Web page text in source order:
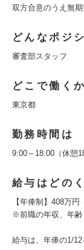
双方合意のうえ無期
どんなポジ
審査部スタッフ
どこで働くか
東京都
勤務時間は
9:00～18:00（休憩1
給与はどの
【年俸制】408万円
※前職の年収、年齢
給与は、年俸の1/12